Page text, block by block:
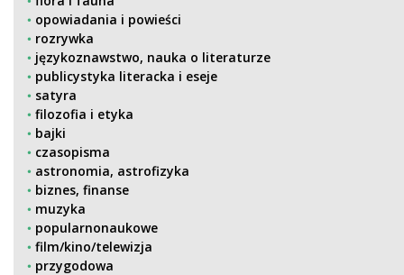
opowiadania i powieści
rozrywka
językoznawstwo, nauka o literaturze
publicystyka literacka i eseje
satyra
filozofia i etyka
bajki
czasopisma
astronomia, astrofizyka
biznes, finanse
muzyka
popularnonaukowe
film/kino/telewizja
przygodowa